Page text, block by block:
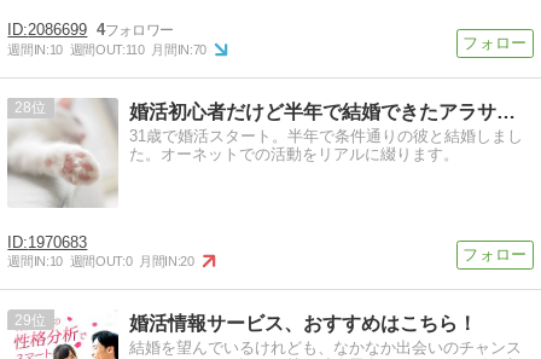
2086699 4
週間IN:10 週間OUT:110 月間IN:70
28 婚活初心者だけど半年で結婚できたアラサーOLのブログ
31歳で婚活スタート。半年で条件通りの彼と結婚しまし
た。オーネットでの活動をリアルに綴ります。
1970683
週間IN:10 週間OUT:0 月間IN:20
29 婚活情報サービス、おすすめはこちら！
結婚を望んでいるけれども、なかなか出会いのチャンス